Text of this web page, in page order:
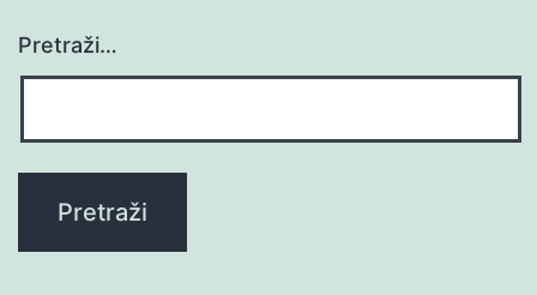
Pretraži…